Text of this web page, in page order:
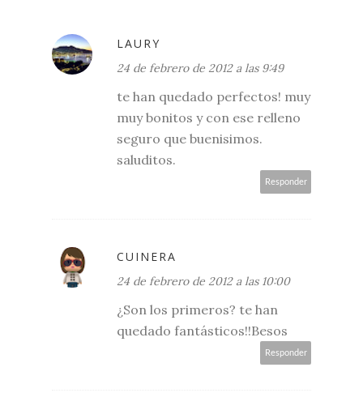
LAURY
24 de febrero de 2012 a las 9:49
te han quedado perfectos! muy
muy bonitos y con ese relleno
seguro que buenisimos.
saluditos.
Responder
CUINERA
24 de febrero de 2012 a las 10:00
¿Son los primeros? te han
quedado fantásticos!!Besos
Responder